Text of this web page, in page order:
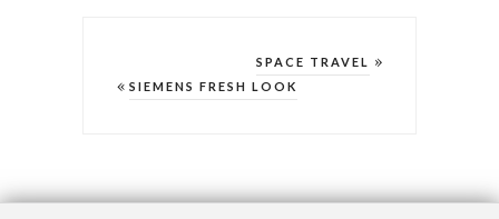
SPACE TRAVEL
»
« SIEMENS FRESH LOOK